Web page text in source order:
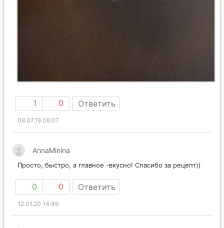
1 0 Ответить
08.07.19 08:07
AnnaMinina
Просто, быстро, а главное -вкусно! Спасибо за рецепт))
0 0 Ответить
12.01.20 14:49